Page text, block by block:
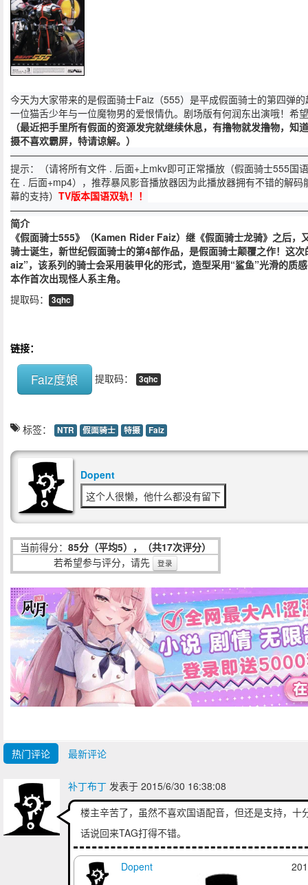
今天为大家带来的是假面骑士Faiz（555）是平成假面骑士的第四弹
一位猫舌少年与一位魔物男的爱恨情仇。剧场版有何润东出演哦！希
（最近把手里所有假面的资源发完就继续休息，有撸物就发撸物，知
摄不喜欢霸屏，特请谅解。）
提示：（请将所有文件 . 后面+上mkv即可正常播放（假面骑士555国
在 . 后面+mp4），推荐暴风影音播放器因为此播放器拥有不错的解码
幕的支持） TV版本国语双轨！！
简介
《假面骑士555》（Kamen Rider Faiz）继《假面骑士龙骑》之后，
骑士诞生，新世纪假面骑士的第4部作品，是假面骑士颠覆之作！这
aiz”，该系列的骑士会采用装甲化的形式，造型采用“鲨鱼”光滑的质
本作首次出现怪人系主角。
提取码：
3qhc
链接：
Faiz度娘 提取码： 3qhc
标签： NTR 假面骑士 特摄 Faiz
Dopent
这个人很懒，他什么都没有留下
当前得分： 85分（平均5），（共17次评分）
若希望参与评分，请先
登录
热门评论 最新评论
补丁布丁发表于 2015/6/30 16:38:08
楼主辛苦了，虽然不喜欢国语配音，但还是支持，十
话说回来TAG打得不错。
Dopent